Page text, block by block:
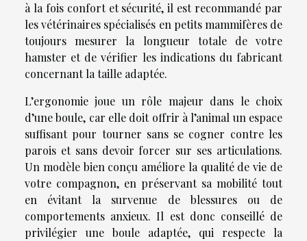
à la fois confort et sécurité, il est recommandé par
les vétérinaires spécialisés en petits mammifères de
toujours mesurer la longueur totale de votre
hamster et de vérifier les indications du fabricant
concernant la taille adaptée.
L’ergonomie joue un rôle majeur dans le choix
d’une boule, car elle doit offrir à l’animal un espace
suffisant pour tourner sans se cogner contre les
parois et sans devoir forcer sur ses articulations.
Un modèle bien conçu améliore la qualité de vie de
votre compagnon, en préservant sa mobilité tout
en évitant la survenue de blessures ou de
comportements anxieux. Il est donc conseillé de
privilégier une boule adaptée, qui respecte la